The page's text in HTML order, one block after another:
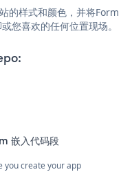
的样式和颜色，并将Form
您喜欢的任何位置现场。
嵌入代码段
you create your app